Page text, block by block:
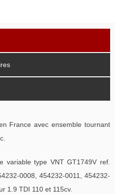
France avec ensemble tournant
variable type VNT GT1749V ref.
0008, 454232-0011, 454232-
1.9 TDI 110 et 115cv.